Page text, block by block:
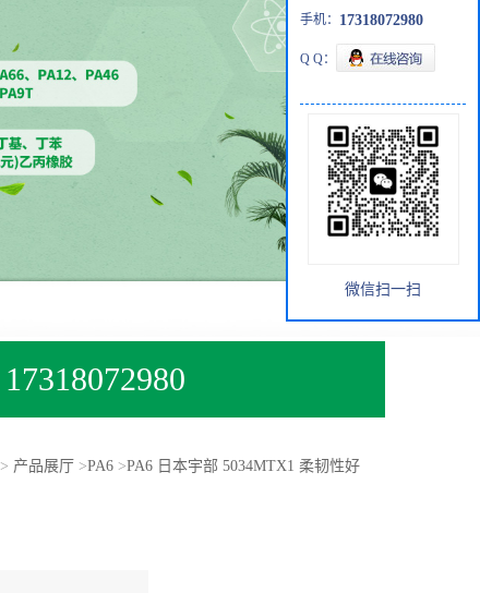
17318072980
> 产品展厅 >PA6>PA6 日本宇部 5034MTX1 柔韧性好
手机： 17318072980
Q Q：
微信扫一扫